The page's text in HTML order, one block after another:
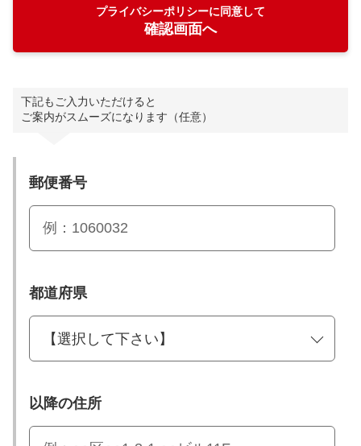
プライバシーポリシーに同意して
確認画面へ
下記もご入力いただけると
ご案内がスムーズになります（任意）
郵便番号
都道府県
以降の住所